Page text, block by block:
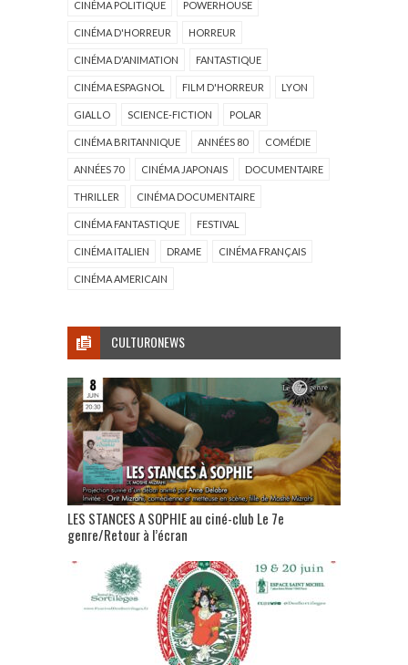
CINÉMA POLITIQUE POWERHOUSE
CINÉMA D'HORREUR HORREUR
CINÉMA D'ANIMATION FANTASTIQUE
CINÉMA ESPAGNOL FILM D'HORREUR LYON
GIALLO SCIENCE-FICTION POLAR
CINÉMA BRITANNIQUE ANNÉES 80 COMÉDIE
ANNÉES 70 CINÉMA JAPONAIS DOCUMENTAIRE
THRILLER CINÉMA DOCUMENTAIRE
CINÉMA FANTASTIQUE FESTIVAL
CINÉMA ITALIEN DRAME CINÉMA FRANÇAIS
CINÉMA AMERICAIN
CULTURONEWS
LES STANCES A SOPHIE au ciné-club Le 7e
genre/Retour à l’écran